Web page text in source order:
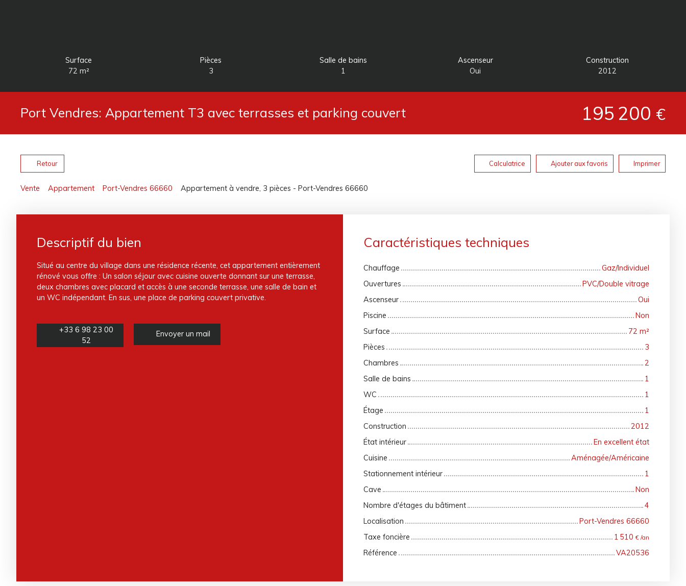
Surface
72 m²
Pièces
3
Salle de bains
1
Ascenseur
Oui
Construction
2012
Port Vendres: Appartement T3 avec terrasses et parking couvert 195 200 €
Retour Calculatrice Ajouter aux favoris Imprimer
Vente Appartement Port-Vendres 66660 Appartement à vendre, 3 pièces - Port-Vendres 66660
Descriptif du bien
Situé au centre du village dans une résidence récente, cet appartement entièrement
rénové vous offre : Un salon séjour avec cuisine ouverte donnant sur une terrasse,
deux chambres avec placard et accès à une seconde terrasse, une salle de bain et
un WC indépendant. En sus, une place de parking couvert privative.
+33 6 98 23 00
52
Envoyer un mail
Caractéristiques techniques
Chauffage
Gaz/Individuel
Ouvertures
PVC/Double vitrage
Ascenseur
Oui
Piscine
Non
Surface
72 m²
Pièces
3
Chambres
2
Salle de bains
1
WC
1
Étage
1
Construction
2012
État intérieur
En excellent état
Cuisine
Aménagée/Américaine
Stationnement intérieur
1
Cave
Non
Nombre d'étages du bâtiment
4
Localisation
Port-Vendres 66660
Taxe foncière
1 510€ /an
Référence VA20536